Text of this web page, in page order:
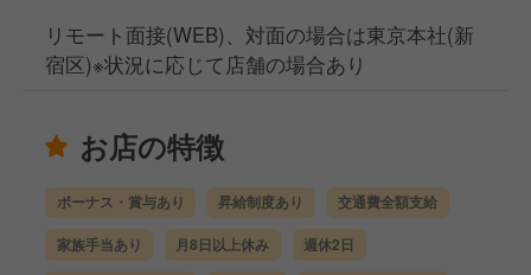
リモート面接(WEB)、対面の場合は東京本社(新
宿区)※状況に応じて店舗の場合あり
お店の特徴
ボーナス・賞与あり 昇給制度あり 交通費全額支給
家族手当あり 月8日以上休み 週休2日